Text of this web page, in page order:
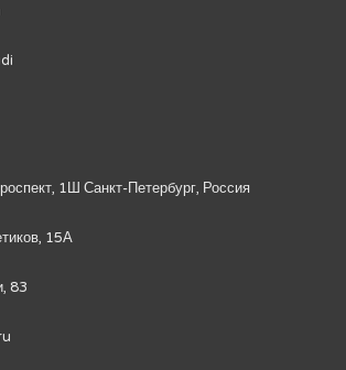
1Ш Санкт-Петербург, Россия
15А
83